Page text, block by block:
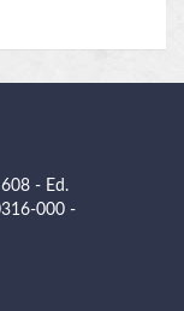
- Ed.
000 -